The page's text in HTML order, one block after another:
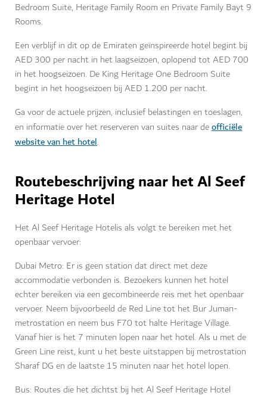
Bedroom Suite, Heritage Family Room en Private Family Bayt 9
Rooms.
Een verblijf in dit op de Emiraten geïnspireerde hotel begint bij
AED 300 per nacht in het laagseizoen, oplopend tot AED 700
in het hoogseizoen. De King Heritage One Bedroom Suite
begint in het hoogseizoen bij AED 1.200 per nacht.
Ga voor de actuele prijzen, inclusief belastingen en toeslagen,
en informatie over het reserveren van suites naar deofficiële
website van het hotel.
Routebeschrijving naar het Al Seef
Heritage Hotel
Het Al Seef Heritage Hotelis als volgt te bereiken met het
openbaar vervoer:
Dubai Metro: Er is geen station dat direct met deze
accommodatie verbonden is. Bezoekers kunnen het hotel
echter bereiken via een gecombineerde reis met het openbaar
vervoer. Neem bijvoorbeeld de Red Line tot het Bur Juman-
metrostation en neem bus F70 tot halte Heritage Village.
Vanaf hier is het 7 minuten lopen naar het hotel. Als u met de
Green Line reist, kunt u het beste uitstappen bij metrostation
Sharaf DG en de laatste 15 minuten naar het hotel lopen.
Bus: Routes die het dichtst bij het Al Seef Heritage Hotel